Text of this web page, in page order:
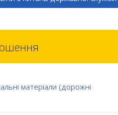
матеріали (дорожні